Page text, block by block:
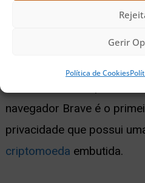
Gerir
Política de Cookies
Aplicativos de privacidade
empresas cripto, incluindo
navegador Brave é o
privacidade que possui
criptomoeda embutida.